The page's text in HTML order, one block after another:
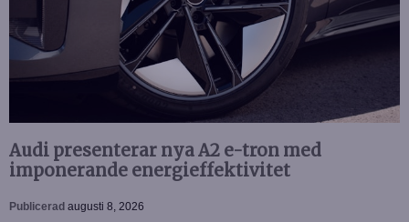
Audi presenterar nya A2 e-tron med
imponerande energieffektivitet
Publicerad augusti 8, 2026